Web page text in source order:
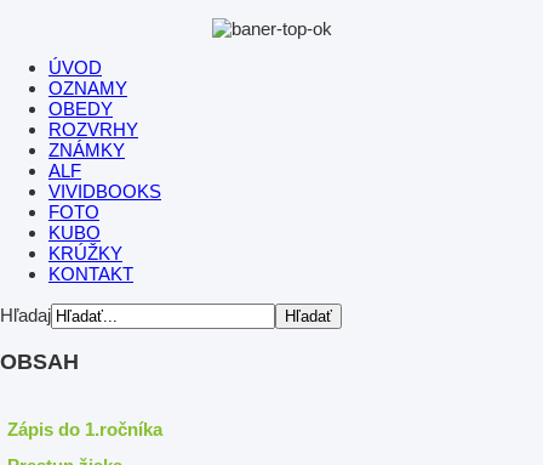
ÚVOD
OZNAMY
OBEDY
ROZVRHY
ZNÁMKY
ALF
VIVIDBOOKS
FOTO
KUBO
KRÚŽKY
KONTAKT
Hľadaj
OBSAH
Zápis do 1.ročníka